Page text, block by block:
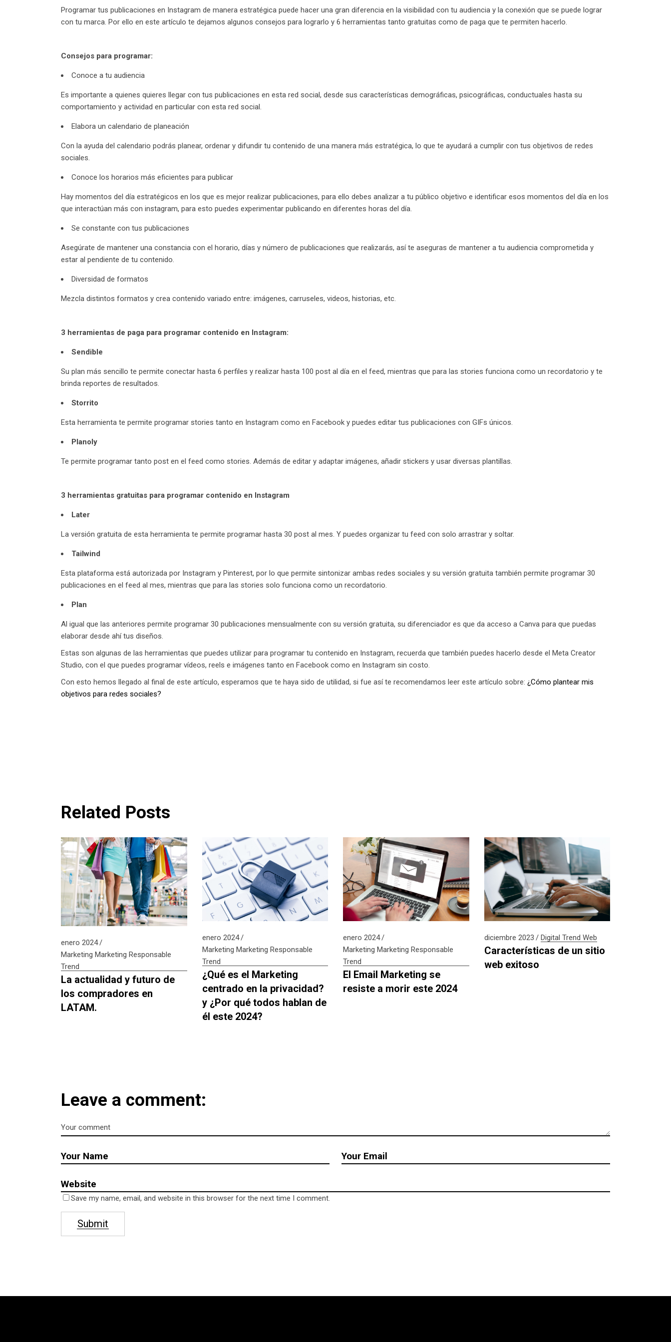
Programar tus publicaciones en Instagram de manera estratégica puede hacer una gran diferencia en la visibilidad con tu audiencia y la conexión que se puede lograr
con tu marca. Por ello en este artículo te dejamos algunos consejos para lograrlo y 6 herramientas tanto gratuitas como de paga que te permiten hacerlo.
Consejos para programar:
Conoce a tu audiencia
Es importante a quienes quieres llegar con tus publicaciones en esta red social, desde sus características demográficas, psicográficas, conductuales hasta su
comportamiento y actividad en particular con esta red social.
Elabora un calendario de planeación
Con la ayuda del calendario podrás planear, ordenar y difundir tu contenido de una manera más estratégica, lo que te ayudará a cumplir con tus objetivos de redes
sociales.
Conoce los horarios más eficientes para publicar
Hay momentos del día estratégicos en los que es mejor realizar publicaciones, para ello debes analizar a tu público objetivo e identificar esos momentos del día en los
que interactúan más con instagram, para esto puedes experimentar publicando en diferentes horas del día.
Se constante con tus publicaciones
Asegúrate de mantener una constancia con el horario, días y número de publicaciones que realizarás, así te aseguras de mantener a tu audiencia comprometida y
estar al pendiente de tu contenido.
Diversidad de formatos
Mezcla distintos formatos y crea contenido variado entre: imágenes, carruseles, videos, historias, etc.
3 herramientas de paga para programar contenido en Instagram:
Sendible
Su plan más sencillo te permite conectar hasta 6 perfiles y realizar hasta 100 post al día en el feed, mientras que para las stories funciona como un recordatorio y te
brinda reportes de resultados.
Storrito
Esta herramienta te permite programar stories tanto en Instagram como en Facebook y puedes editar tus publicaciones con GIFs únicos.
Planoly
Te permite programar tanto post en el feed como stories. Además de editar y adaptar imágenes, añadir stickers y usar diversas plantillas.
3 herramientas gratuitas para programar contenido en Instagram
Later
La versión gratuita de esta herramienta te permite programar hasta 30 post al mes. Y puedes organizar tu feed con solo arrastrar y soltar.
Tailwind
Esta plataforma está autorizada por Instagram y Pinterest, por lo que permite sintonizar ambas redes sociales y su versión gratuita también permite programar 30
publicaciones en el feed al mes, mientras que para las stories solo funciona como un recordatorio.
Plan
Al igual que las anteriores permite programar 30 publicaciones mensualmente con su versión gratuita, su diferenciador es que da acceso a Canva para que puedas
elaborar desde ahí tus diseños.
Estas son algunas de las herramientas que puedes utilizar para programar tu contenido en Instagram, recuerda que también puedes hacerlo desde el Meta Creator
Studio, con el que puedes programar vídeos, reels e imágenes tanto en Facebook como en Instagram sin costo.
Con esto hemos llegado al final de este artículo, esperamos que te haya sido de utilidad, si fue así te recomendamos leer este artículo sobre: ¿Cómo plantear mis
objetivos para redes sociales?
Related Posts
enero 2024
Marketing Marketing Responsable
Trend
La actualidad y futuro de
los compradores en
LATAM.
enero 2024
Marketing Marketing Responsable
Trend
¿Qué es el Marketing
centrado en la privacidad?
y ¿Por qué todos hablan de
él este 2024?
enero 2024
Marketing Marketing Responsable
Trend
El Email Marketing se
resiste a morir este 2024
diciembre 2023 Digital Trend Web
Características de un sitio
web exitoso
Leave a comment:
Save my name, email, and website in this browser for the next time I comment.
Submit